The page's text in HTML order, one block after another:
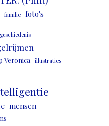
familie foto's
geschiedenis
Veronica illustraties
mensen